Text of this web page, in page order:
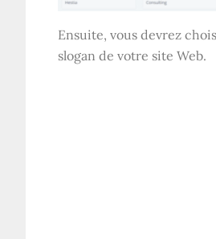
Ensuite, vous devrez
slogan de votre site Web.